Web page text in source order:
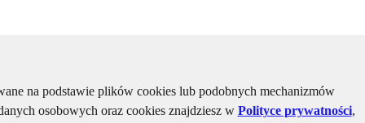
na podstawie plików cookies lub podobnych mechanizmów
osobowych oraz cookies znajdziesz w Polityce prywatności,